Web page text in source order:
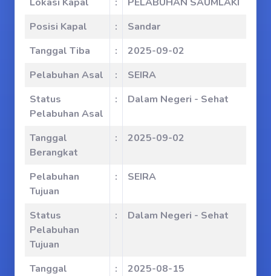
Posisi Kapal
:
Sandar
Tanggal Tiba
:
2025-09-02
Pelabuhan Asal
:
SEIRA
Status
Pelabuhan Asal
: Dalam Negeri - Sehat
Tanggal
Berangkat
: 2025-09-02
Pelabuhan
Tujuan
: SEIRA
Status
Pelabuhan
Tujuan
: Dalam Negeri - Sehat
Tanggal
: 2025-08-15